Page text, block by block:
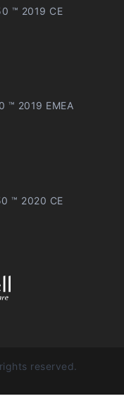
™ 2019 CE
™ 2019 EMEA
™ 2020 CE
reserved.